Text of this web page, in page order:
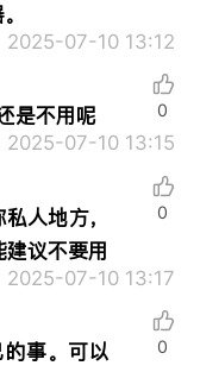
2025-07-10 13:12
是不用呢
2025-07-10 13:15
0
人地方，
议不要用
2025-07-10 13:17
0
事。可以
0